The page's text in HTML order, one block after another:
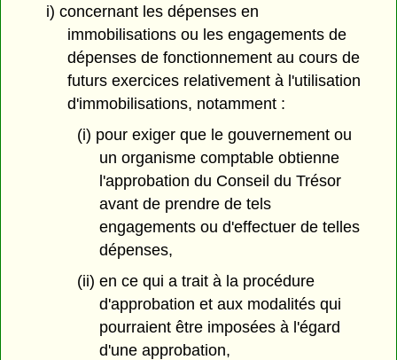
i) concernant les dépenses en
immobilisations ou les engagements de
dépenses de fonctionnement au cours de
futurs exercices relativement à l'utilisation
d'immobilisations, notamment :
(i) pour exiger que le gouvernement ou
un organisme comptable obtienne
l'approbation du Conseil du Trésor
avant de prendre de tels
engagements ou d'effectuer de telles
dépenses,
(ii) en ce qui a trait à la procédure
d'approbation et aux modalités qui
pourraient être imposées à l'égard
d'une approbation,